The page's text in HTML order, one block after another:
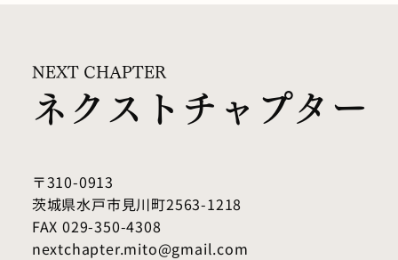
NEXT CHAPTER
ネクストチャプター
〒310-0913
茨城県水戸市見川町2563-1218
FAX 029-350-4308
nextchapter.mito@gmail.com